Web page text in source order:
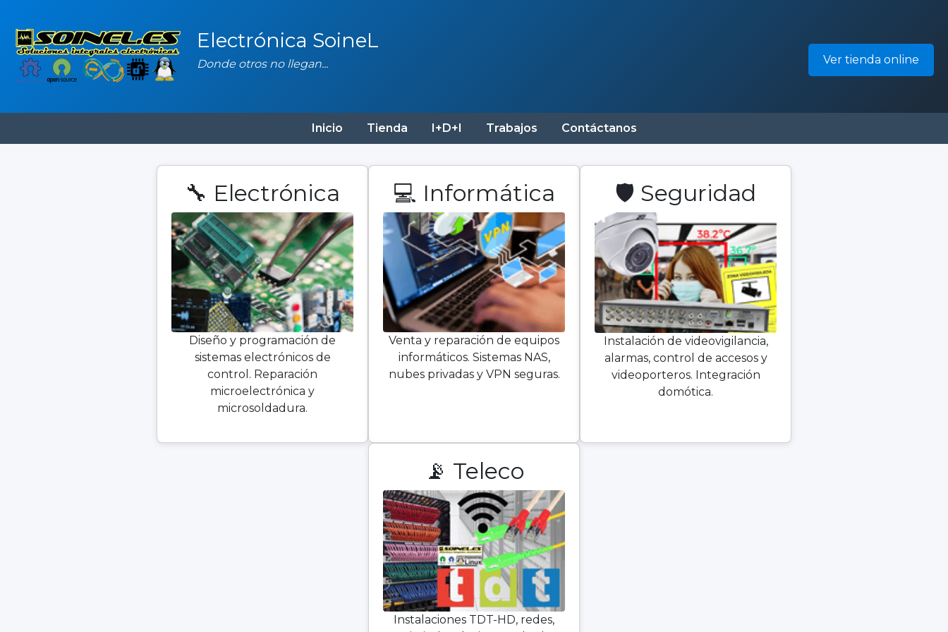
Electrónica SoineL
Donde otros no llegan... Ver tienda online
Inicio Tienda I+D+I Trabajos Contáctanos
🔧 Electrónica
Diseño y programación de
sistemas electrónicos de
control. Reparación
microelectrónica y
microsoldadura.
💻 Informática
Venta y reparación de equipos
informáticos. Sistemas NAS,
nubes privadas y VPN seguras.
🛡️ Seguridad
Instalación de videovigilancia,
alarmas, control de accesos y
videoporteros. Integración
domótica.
📡 Teleco
Instalaciones TDT-HD, redes,